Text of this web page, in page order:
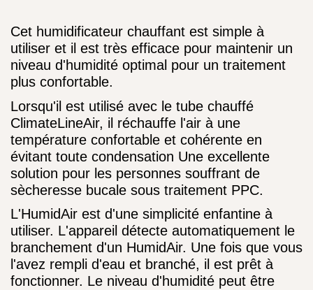
Cet humidificateur chauffant est simple à
utiliser et il est très efficace pour maintenir un
niveau d'humidité optimal pour un traitement
plus confortable.
Lorsqu'il est utilisé avec le tube chauffé
ClimateLineAir, il réchauffe l'air à une
température confortable et cohérente en
évitant toute condensation Une excellente
solution pour les personnes souffrant de
sècheresse bucale sous traitement PPC.
L'HumidAir est d'une simplicité enfantine à
utiliser. L'appareil détecte automatiquement le
branchement d'un HumidAir. Une fois que vous
l'avez rempli d'eau et branché, il est prêt à
fonctionner. Le niveau d'humidité peut être